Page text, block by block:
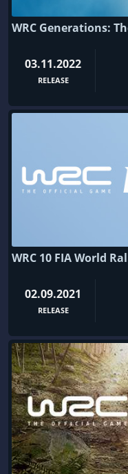
WRC Generations:
03.11.2022
RELEASE
WRC 10 FIA World
02.09.2021
RELEASE